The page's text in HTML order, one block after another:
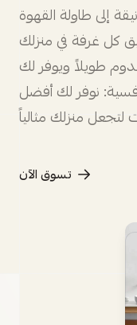
إلى طاولة القهوة
كل غرفة في منزلك
طويلاً ويوفر لك
نوفر لك أفضل
تسوق الآن